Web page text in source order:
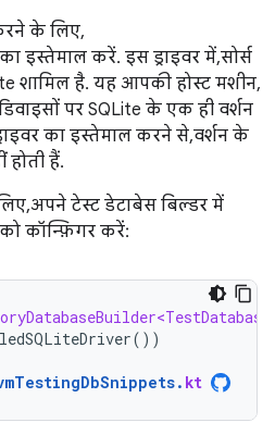
के लिए,
का इस्तेमाल करें. इस ड्राइवर में, सोर्स
शामिल है. यह आपकी होस्ट मशीन,
पर SQLite के एक ही वर्शन
का इस्तेमाल करने से, वर्शन के
हैं.
अपने टेस्ट डेटाबेस बिल्डर में
को कॉन्फ़िगर करें:
())
. kt